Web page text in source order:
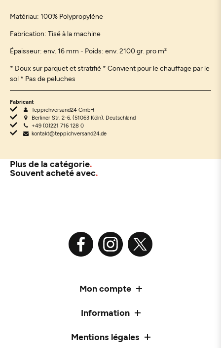
Matériau: 100% Polypropylène
Fabrication: Tisé à la machine
Épaisseur: env. 16 mm - Poids: env. 2100 gr. pro m²
* Doux sur parquet et stratifié * Convient pour le chauffage par le
sol * Pas de peluches
Fabricant
Teppichversand24 GmbH
Berliner Str. 2-6, (51063 Köln), Deutschland
+49 (0)221 716 128 0
kontakt@teppichversand24.de
Plus de la catégorie
Souvent acheté avec
Mon compte
Information
Mentions légales